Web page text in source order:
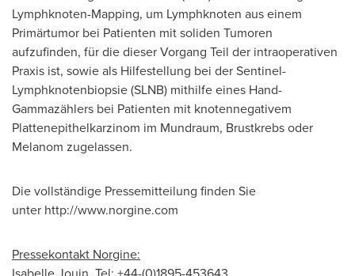
Lymphknoten-Mapping, um Lymphknoten aus einem
Primärtumor bei Patienten mit soliden Tumoren
aufzufinden, für die dieser Vorgang Teil der intraoperativen
Praxis ist, sowie als Hilfestellung bei der Sentinel-
Lymphknotenbiopsie (SLNB) mithilfe eines Hand-
Gammazählers bei Patienten mit knotennegativem
Plattenepithelkarzinom im Mundraum, Brustkrebs oder
Melanom zugelassen.
Die vollständige Pressemitteilung finden Sie
unter http://www.norgine.com
Pressekontakt Norgine: